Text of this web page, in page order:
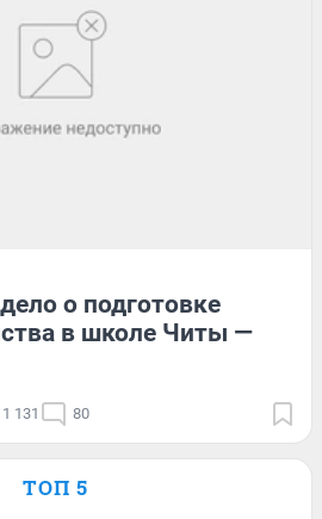
о подготовке
в школе Читы —
1 131 80
ТОП 5